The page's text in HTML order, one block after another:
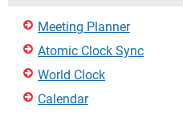
Meeting Planner
Atomic Clock Sync
World Clock
Calendar